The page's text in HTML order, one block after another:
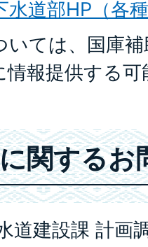
水道部HP（各
いては、国庫
情報提供する
関するお
道建設課 計画